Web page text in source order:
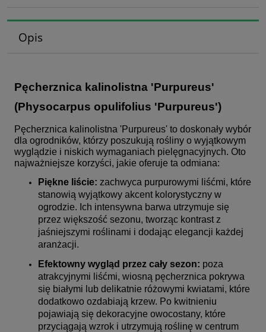
Opis
Pęcherznica kalinolistna 'Purpureus'
(Physocarpus opulifolius 'Purpureus')
Pęcherznica kalinolistna 'Purpureus' to doskonały wybór
dla ogrodników, którzy poszukują rośliny o wyjątkowym
wyglądzie i niskich wymaganiach pielęgnacyjnych. Oto
najważniejsze korzyści, jakie oferuje ta odmiana:
Piękne liście: zachwyca purpurowymi liśćmi, które
stanowią wyjątkowy akcent kolorystyczny w
ogrodzie. Ich intensywna barwa utrzymuje się
przez większość sezonu, tworząc kontrast z
jaśniejszymi roślinami i dodając elegancji każdej
aranżacji.
Efektowny wygląd przez cały sezon: poza
atrakcyjnymi liśćmi, wiosną pęcherznica pokrywa
się białymi lub delikatnie różowymi kwiatami, które
dodatkowo ozdabiają krzew. Po kwitnieniu
pojawiają się dekoracyjne owocostany, które
przyciągają wzrok i utrzymują roślinę w centrum